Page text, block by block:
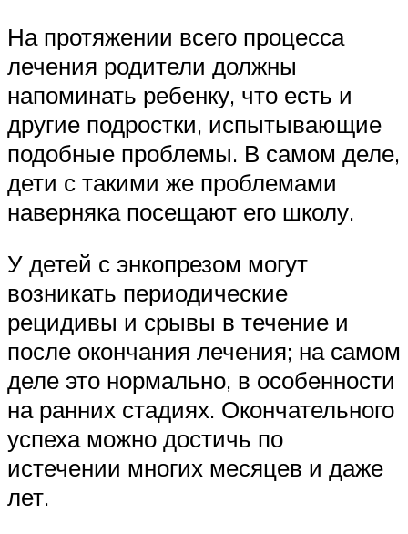
На протяжении всего процесса
лечения родители должны
напоминать ребенку, что есть и
другие подростки, испытывающие
подобные проблемы. В самом деле,
дети с такими же проблемами
наверняка посещают его школу.
У детей с энкопрезом могут
возникать периодические
рецидивы и срывы в течение и
после окончания лечения; на самом
деле это нормально, в особенности
на ранних стадиях. Окончательного
успеха можно достичь по
истечении многих месяцев и даже
лет.